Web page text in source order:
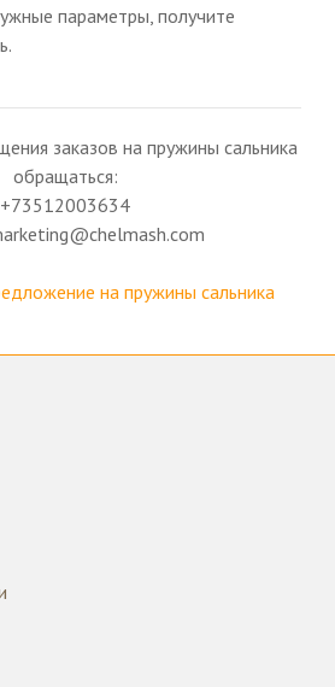
параметры, получите
заказов на пружины сальника
обращаться:
+73512003634
на пружины сальника